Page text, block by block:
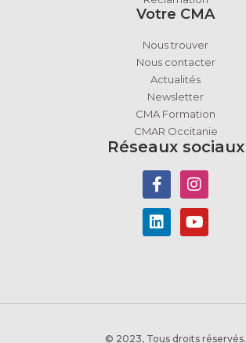
Votre CMA
Nous trouver
Nous contacter
Actualités
Newsletter
CMA Formation
CMAR Occitanie
Réseaux sociaux
© 2023, Tous droits réservés.